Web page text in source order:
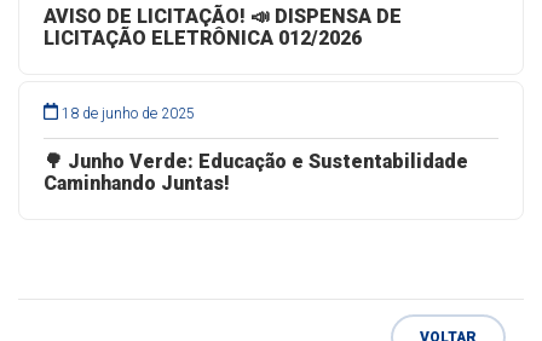
AVISO DE LICITAÇÃO! 📣 DISPENSA DE
LICITAÇÃO ELETRÔNICA 012/2026
18 de junho de 2025
🌳 Junho Verde: Educação e Sustentabilidade
Caminhando Juntas!
VOLTAR